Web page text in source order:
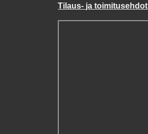
Tilaus- ja toimitusehdot